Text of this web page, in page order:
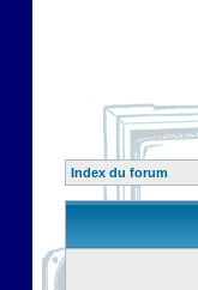
Index du forum